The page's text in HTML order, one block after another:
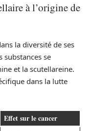
à l’origine de
la diversité de ses
substances se
et la scutellareine.
dans la lutte
Effet sur le cancer